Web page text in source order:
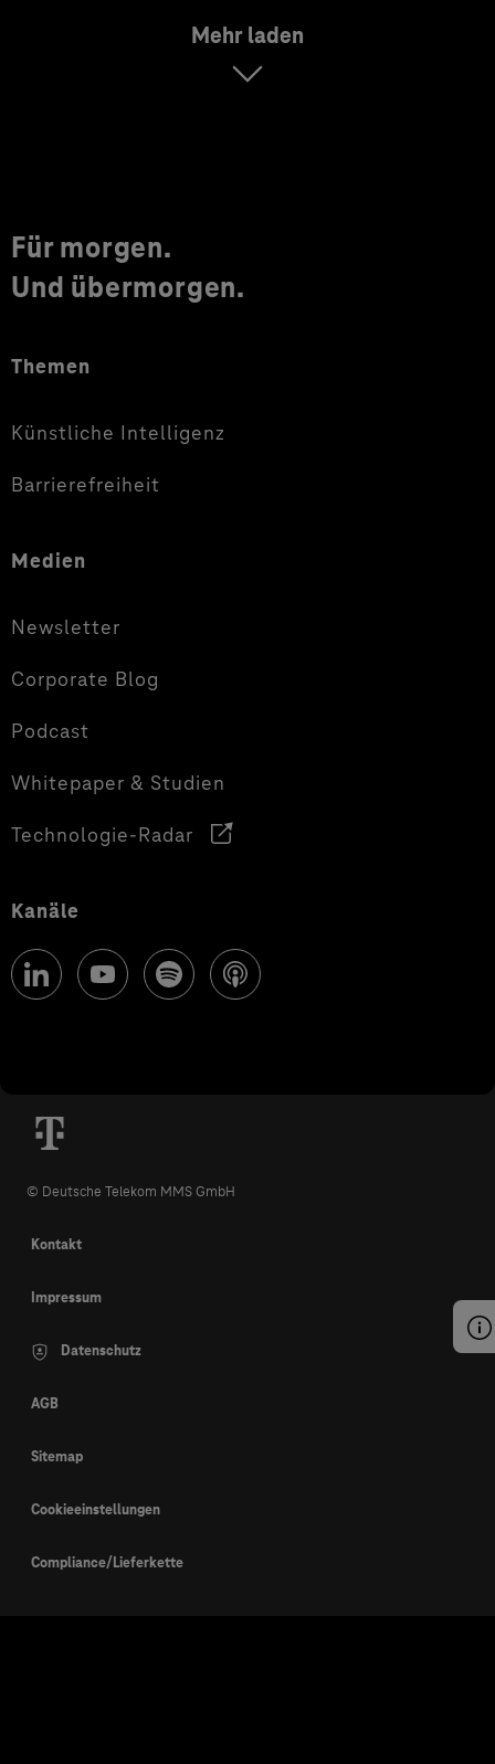
Mehr laden
Für morgen.
Und übermorgen.
Themen
Künstliche Intelligenz
Barrierefreiheit
Medien
Newsletter
Corporate Blog
Podcast
Whitepaper & Studien
Technologie-Radar
Kanäle
© Deutsche Telekom MMS GmbH
Kontakt
Impressum
Datenschutz
AGB
Sitemap
Cookieeinstellungen
Compliance/Lieferkette